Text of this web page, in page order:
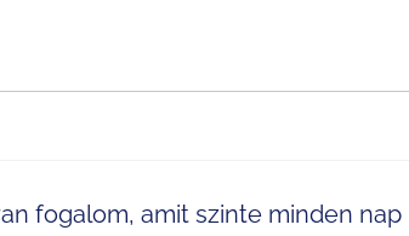
fogalom, amit szinte minden nap